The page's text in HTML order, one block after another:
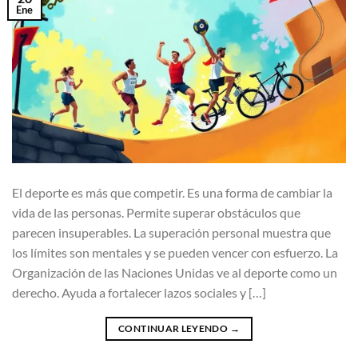
Ene
El deporte es más que competir. Es una forma de cambiar la
vida de las personas. Permite superar obstáculos que
parecen insuperables. La superación personal muestra que
los límites son mentales y se pueden vencer con esfuerzo. La
Organización de las Naciones Unidas ve al deporte como un
derecho. Ayuda a fortalecer lazos sociales y […]
CONTINUAR LEYENDO →